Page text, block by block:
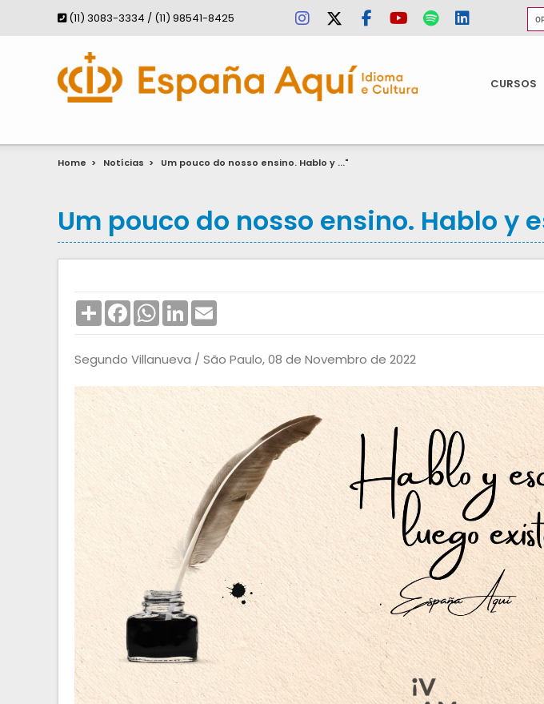
(11) 3083-3334 / (11) 98541-8425
CURSOS
Home > Notícias > Um pouco do nosso ensino. Hablo y ..."
Um pouco do nosso ensino. Hablo y
ShareFacebookWhatsApp
LinkedIn
Segundo Villanueva / São Paulo, 08 de Novembro de 2022